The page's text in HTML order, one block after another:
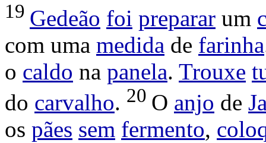
19 Gedeão foi preparar um
com uma medida de farinha
o caldo na panela. Trouxe
do carvalho. 20 O anjo de
os pães sem fermento,